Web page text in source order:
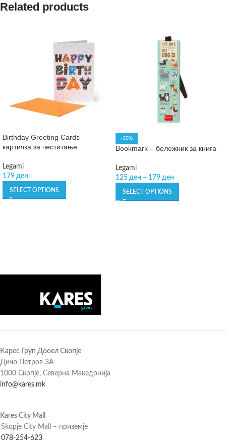
Related products
Birthday Greeting Cards –
картичка за честитање
Legami
179 ден
SELECT OPTIONS
-30%
Bookmark – бележник за книга
Legami
125 ден – 179 ден
SELECT OPTIONS
Карес Груп Дооел Скопје
Дичо Петров 3А
1000 Скопје, Северна Македонија
info@kares.mk
Kares City Mall
Skopje City Mall – приземје
078-254-623